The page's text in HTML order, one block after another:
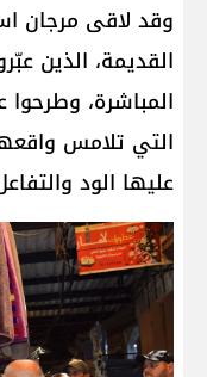
وقد لاقى مرجان
القديمة، الذين
المباشرة، وطرحوا
التي تلامس
عليها الود